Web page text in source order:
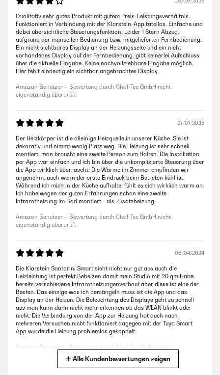
Qualitativ sehr gutes Produkt mit gutem Preis-Leistungsverhältnis.
Funktioniert in Verbindung mit der Klarstein-App tatellos. Einfache und
dabei übersichtliche Steuerungsfunktion. Leider 1 Stern Abzug,
aufgrund der manuellen Bedienung bzw. mitgelieferten Fernbedienung.
Ein nicht sichtbares Display an der Heizungsseite und ein nicht
vorhandenes Display auf der Fernbedienung, gibt keinerlei Aufschluss
über die aktuelle Eingabe. Keine nachvollziehbare Eingabe möglich.
Hier fehlt eindeutig ein sichtbar angebrachtes Display.
Amazon Benutzer – Bewertung durch Chal-Tec GmbH nicht
eigenständig überprüft
27/01/2025
Der Heizkörper ist die alleinige Heizquelle in unserer Küche. Sie ist
dekorativ und nimmt wenig Platz weg. Die Heizung ist sehr schnell
montiert, man braucht eine zweite Person zum Halten. Die Installation
per App war einfach und ich bin über die unkomplizierte Steuerung über
die App wirklich überrascht. Die Wärme im Zimmer empfinden wir
angenehm, auch wenn der erste Eindruck beim Betreten kühl ist.
Während ich mich in der Küche aufhalte, fühlt es sich wirklich warm an.
Ich habe wegen der guten Erfahrungen schon eine zweite
Infrarotheizung im Bad montiert - als Zusatzheizung.
Amazon Benutzer – Bewertung durch Chal-Tec GmbH nicht
eigenständig überprüft
06/04/2024
Die Klarstein Santorini Smart sieht nicht nur gut aus auch die
Heizleistung ist perfekt.Beheizen damit mein Studio mit 20 qm.Habe
bereits verschiedene Infrarotheizungenverbaut aber diese ist eine der
Besten. Das einzige was ich bemängeln muss ist die App und das
Display an der Heizun. Die Beleuchtung des Displays geht zu schnell
aus man kann dann nicht mehr erkennen ob das WLAN blinkt oder
nicht. Die Verbindung von der App zur Heizung hat auch nach
mehreren Versuchen nicht funktioniert dagegen mit der Tuya Smart
App wurde die Heizung problemlos gekoppelt.
Amazon Benutzer – Bewertung durch Chal-Tec GmbH nicht
eigenständig überprüftAlle Kundenbewertungen zeigen